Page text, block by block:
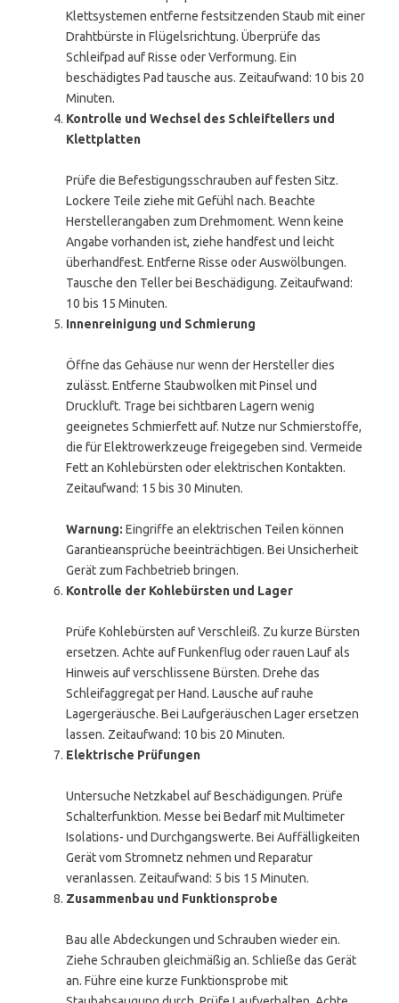
Klettsystemen entferne festsitzenden Staub mit einer
Drahtbürste in Flügelsrichtung. Überprüfe das
Schleifpad auf Risse oder Verformung. Ein
beschädigtes Pad tausche aus. Zeitaufwand: 10 bis 20
Minuten.
Kontrolle und Wechsel des Schleiftellers und
Klettplatten
Prüfe die Befestigungsschrauben auf festen Sitz.
Lockere Teile ziehe mit Gefühl nach. Beachte
Herstellerangaben zum Drehmoment. Wenn keine
Angabe vorhanden ist, ziehe handfest und leicht
überhandfest. Entferne Risse oder Auswölbungen.
Tausche den Teller bei Beschädigung. Zeitaufwand:
10 bis 15 Minuten.
Innenreinigung und Schmierung
Öffne das Gehäuse nur wenn der Hersteller dies
zulässt. Entferne Staubwolken mit Pinsel und
Druckluft. Trage bei sichtbaren Lagern wenig
geeignetes Schmierfett auf. Nutze nur Schmierstoffe,
die für Elektrowerkzeuge freigegeben sind. Vermeide
Fett an Kohlebürsten oder elektrischen Kontakten.
Zeitaufwand: 15 bis 30 Minuten.
Warnung: Eingriffe an elektrischen Teilen können
Garantieansprüche beeinträchtigen. Bei Unsicherheit
Gerät zum Fachbetrieb bringen.
Kontrolle der Kohlebürsten und Lager
Prüfe Kohlebürsten auf Verschleiß. Zu kurze Bürsten
ersetzen. Achte auf Funkenflug oder rauen Lauf als
Hinweis auf verschlissene Bürsten. Drehe das
Schleifaggregat per Hand. Lausche auf rauhe
Lagergeräusche. Bei Laufgeräuschen Lager ersetzen
lassen. Zeitaufwand: 10 bis 20 Minuten.
Elektrische Prüfungen
Untersuche Netzkabel auf Beschädigungen. Prüfe
Schalterfunktion. Messe bei Bedarf mit Multimeter
Isolations- und Durchgangswerte. Bei Auffälligkeiten
Gerät vom Stromnetz nehmen und Reparatur
veranlassen. Zeitaufwand: 5 bis 15 Minuten.
Zusammenbau und Funktionsprobe
Bau alle Abdeckungen und Schrauben wieder ein.
Ziehe Schrauben gleichmäßig an. Schließe das Gerät
an. Führe eine kurze Funktionsprobe mit